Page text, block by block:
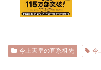
今上天皇の直系祖先 今